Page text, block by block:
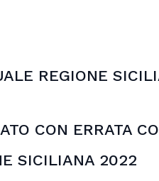
REGIONE
CON ERRATA
SICILIANA 2022